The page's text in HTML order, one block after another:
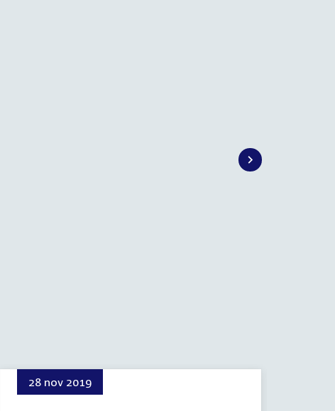
28 nov 2019